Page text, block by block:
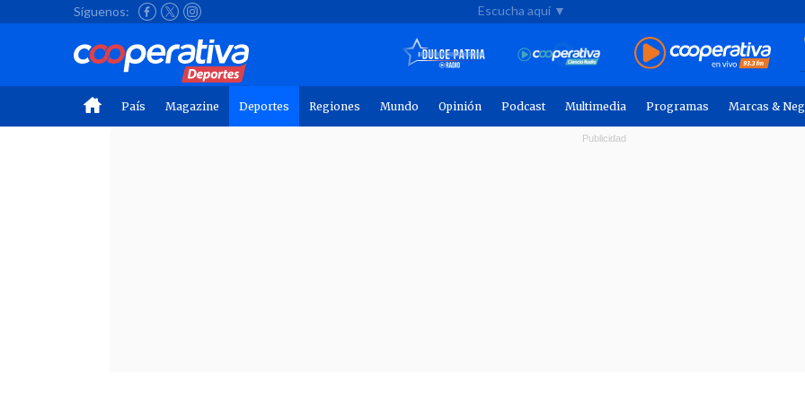
Síguenos: Escucha aquí ▼
País Magazine Deportes Regiones Mundo Opinión Podcast Multimedia Programas Marcas &